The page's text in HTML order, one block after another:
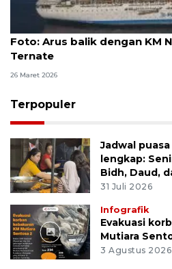
Foto: Arus balik dengan KM
Ternate
26 Maret 2026
Terpopuler
Jadwal
lengkap:
Bidh, Daud,
31 Juli 2026
Infografik
Evakuasi
Mutiara
3 Agustus 2026